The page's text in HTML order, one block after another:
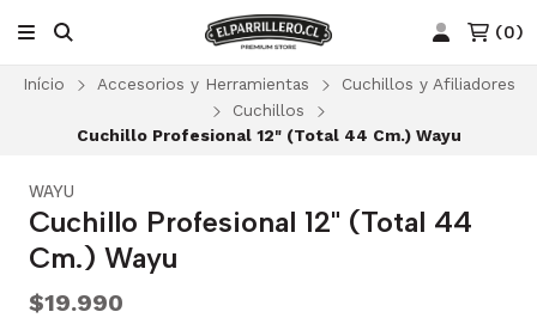
(0)
Início Accesorios y Herramientas
Cuchillos y Afiliadores
Cuchillos
Cuchillo Profesional 12" (Total 44 Cm.) Wayu
WAYU
Cuchillo Profesional 12" (Total 44
Cm.) Wayu
$19.990